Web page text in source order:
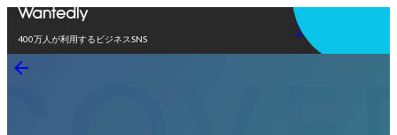
400万人が利用するビジネスSNS
アプリを使う